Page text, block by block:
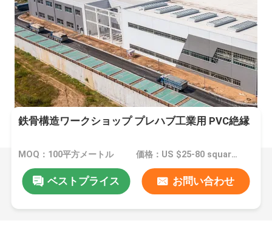
鉄骨構造ワークショップ プレハブ工業用 PVC絶縁
MOQ：100平方メートル 価格：US $25-80 square meter
ベストプライス お問い合わせ